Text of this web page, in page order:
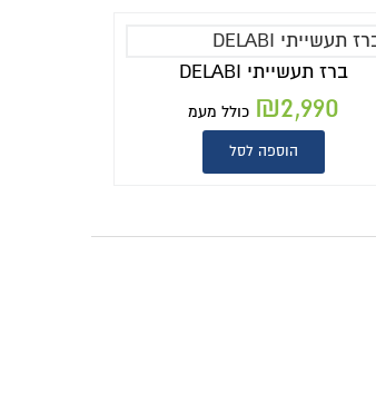
ברז תעשייתי DELABI
₪2,990 כולל מעמ
הוספה לסל